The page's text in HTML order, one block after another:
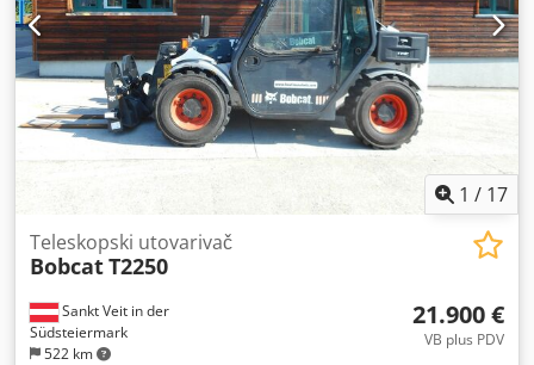
1 / 17
Sankt Veit in der
Südsteiermark
522 km
Teleskopski utovarivač
BobcatT2250
21.900 €
VB plus PDV